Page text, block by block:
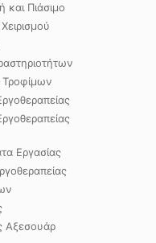
και Πιάσιμο
Εργασίας
Αξεσουάρ